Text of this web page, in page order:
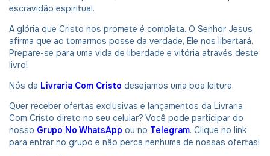
escravidão espiritual.
A glória que Cristo nos promete é completa. O Senhor Jesus
afirma que ao tomarmos posse da verdade, Ele nos libertará.
Prepare-se para uma vida de liberdade e vitória através deste
livro!
Nós da Livraria Com Cristo desejamos uma boa leitura.
Quer receber ofertas exclusivas e lançamentos da Livraria
Com Cristo direto no seu celular? Você pode participar do
nosso Grupo No WhatsApp ou no Telegram. Clique no link
para entrar no grupo e não perca nenhuma de nossas ofertas!